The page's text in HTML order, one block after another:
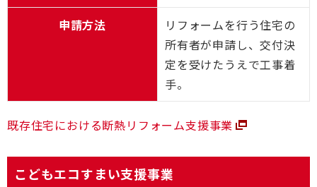
申請方法
リフォームを行う住宅の
所有者が申請し、交付決
定を受けたうえで工事着
手。
既存住宅における断熱リフォーム支援事業
こどもエコすまい支援事業